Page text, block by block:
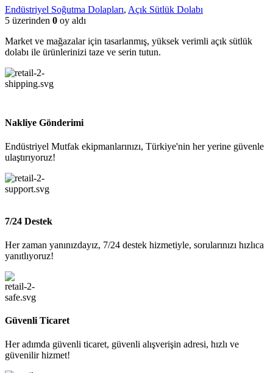
Endüstriyel Soğutma Dolapları, Açık Sütlük Dolabı
5 üzerinden 0 oy aldı
Market ve mağazalar için tasarlanmış, yüksek verimli açık sütlük
dolabı ile ürünlerinizi taze ve serin tutun.
Nakliye Gönderimi
Endüstriyel Mutfak ekipmanlarınızı, Türkiye'nin her yerine güvenle
ulaştırıyoruz!
7/24 Destek
Her zaman yanınızdayız, 7/24 destek hizmetiyle, sorularınızı hızlıca
yanıtlıyoruz!
Güvenli Ticaret
Her adımda güvenli ticaret, güvenli alışverişin adresi, hızlı ve
güvenilir hizmet!